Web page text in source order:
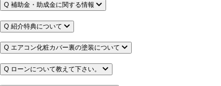
Q 補助金・助成金に関する情報
Q 紹介特典について
Q エアコン化粧カバー裏の塗装について
Q ローンについて教えて下さい。